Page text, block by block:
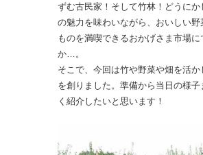
ずむ古民家！そして竹林！どうにか
の魅力を味わいながら、おいしい野
ものを満喫できるおかげさま市場に
か…。
そこで、今回は竹や野菜や畑を活か
を創りました。準備から当日の様子
く紹介したいと思います！